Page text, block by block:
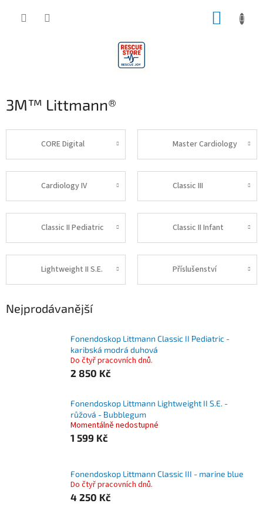
3M™ Littmann®
CORE Digital Master Cardiology
Cardiology IV Classic III
Classic II Pediatric Classic II Infant
Lightweight II S.E. Příslušenství
Nejprodávanější
Fonendoskop Littmann Classic II Pediatric -
karibská modrá duhová
Do čtyř pracovních dnů.
2 850 Kč
Fonendoskop Littmann Lightweight II S.E. -
růžová - Bubblegum
Momentálně nedostupné
1 599 Kč
Fonendoskop Littmann Classic III - marine blue
Do čtyř pracovních dnů.
4 250 Kč